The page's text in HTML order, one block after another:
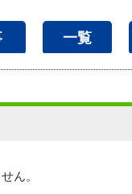
一覧
ん。